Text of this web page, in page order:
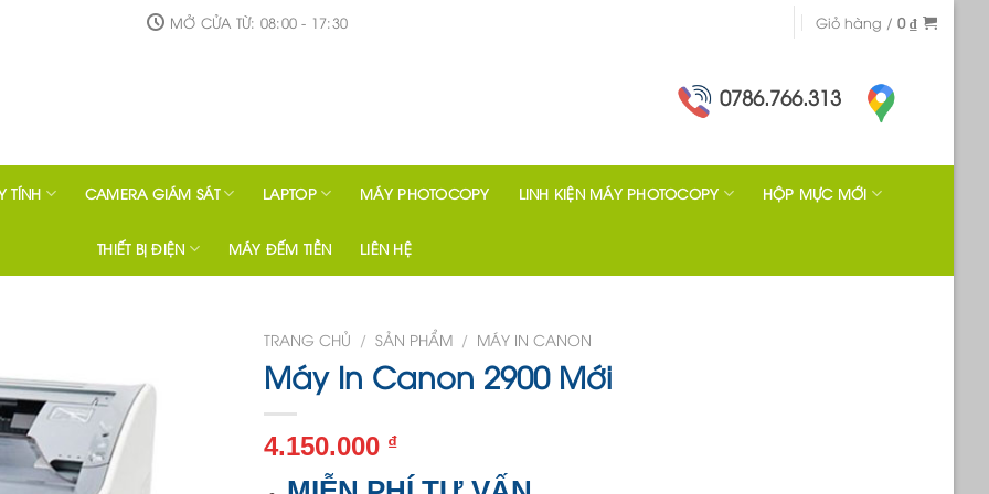
MỞ CỬA TỪ: 08:00 - 17:30 Giỏ hàng /0₫
0786.766.313
TÍNH CAMERA GIÁM SÁT LAPTOP MÁY PHOTOCOPY LINH KIỆN MÁY PHOTOCOPY HỘP MỰC MỚI
THIẾT BỊ ĐIỆN MÁY ĐẾM TIỀN LIÊN HỆ
TRANG CHỦ / SẢN PHẨM / MÁY IN CANON
Máy In Canon 2900 Mới
4.150.000 ₫